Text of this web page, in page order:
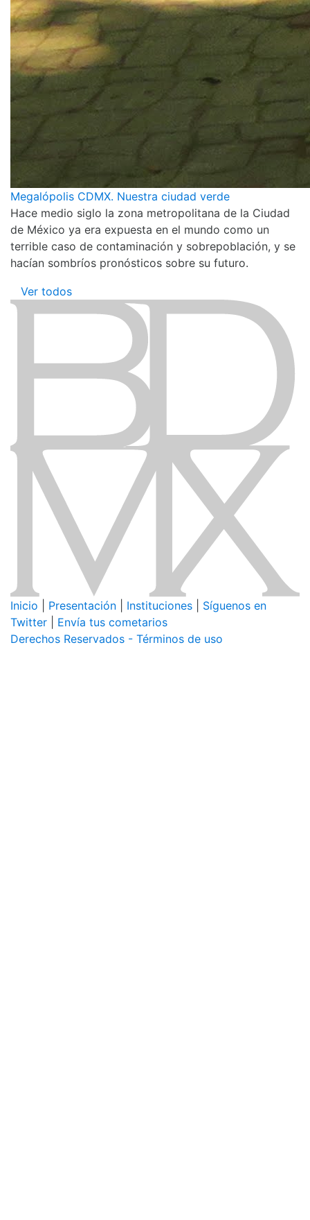
Megalópolis CDMX. Nuestra ciudad verde
Hace medio siglo la zona metropolitana de la Ciudad
de México ya era expuesta en el mundo como un
terrible caso de contaminación y sobrepoblación, y se
hacían sombríos pronósticos sobre su futuro.
Ver todos
Inicio Presentación Instituciones
Síguenos en
Twitter
Envía tus cometarios
Derechos Reservados - Términos de uso